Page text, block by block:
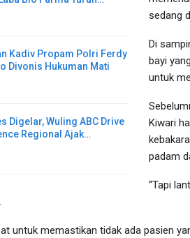
Kadiv Propam Polri Ferdy
Divonis Hukuman Mati
Digelar, Wuling ABC Drive
Regional Ajak…
sedang
Di
bayi
untuk
Kiwari
padam
“Tapi
untuk memastikan tidak ada pasien